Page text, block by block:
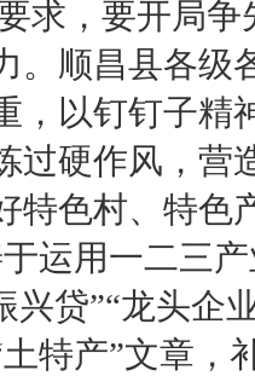
求，要开局争
。顺昌县各级
，以钉钉子精
过硬作风，营
特色村、特色
运用一二三
兴贷”“龙头企
特产”文章，